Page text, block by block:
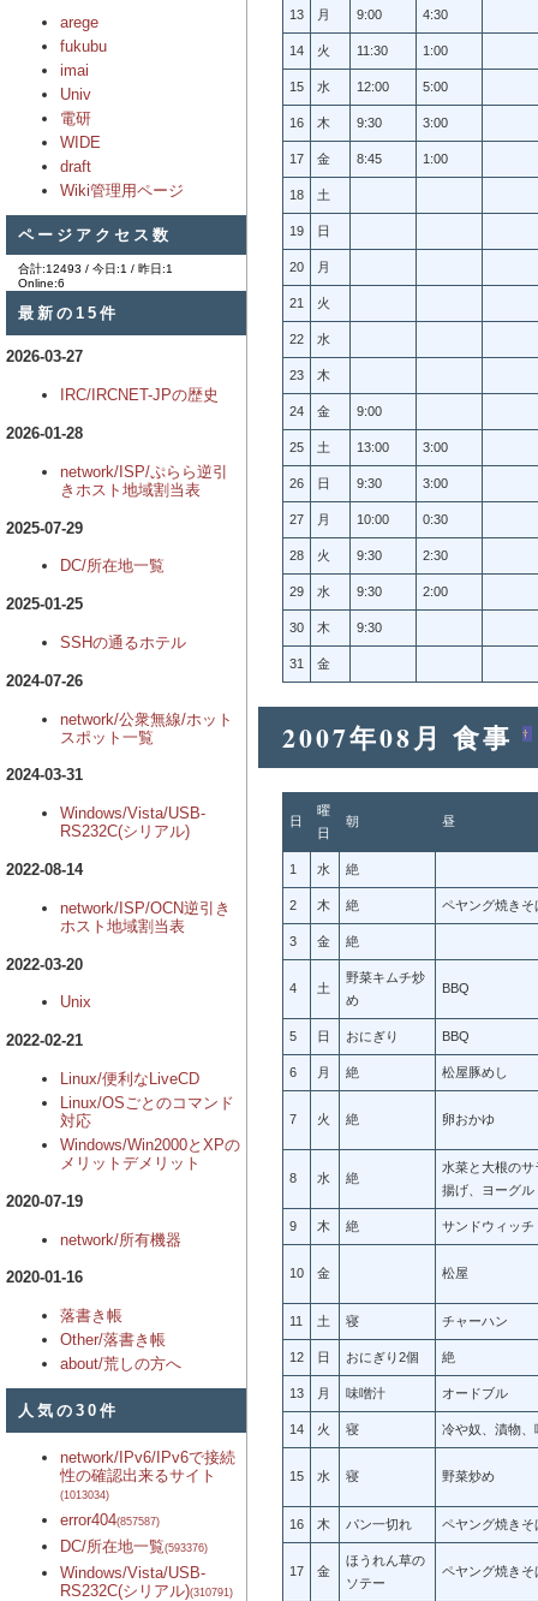
arege
fukubu
imai
Univ
電研
WIDE
draft
Wiki管理用ページ
ページアクセス数
合計:12493 / 今日:1 / 昨日:1
Online:6
最新の15件
2026-03-27
IRC/IRCNET-JPの歴史
2026-01-28
network/ISP/ぷらら逆引
きホスト地域割当表
2025-07-29
DC/所在地一覧
2025-01-25
SSHの通るホテル
2024-07-26
network/公衆無線/ホット
スポット一覧
2024-03-31
Windows/Vista/USB-
RS232C(シリアル)
2022-08-14
network/ISP/OCN逆引き
ホスト地域割当表
2022-03-20
Unix
2022-02-21
Linux/便利なLiveCD
Linux/OSごとのコマンド
対応
Windows/Win2000とXPの
メリットデメリット
2020-07-19
network/所有機器
2020-01-16
落書き帳
Other/落書き帳
about/荒しの方へ
人気の30件
network/IPv6/IPv6で接続
性の確認出来るサイト
(1013034)
error404(857587)
DC/所在地一覧(593376)
Windows/Vista/USB-
RS232C(シリアル)(310791)
13 月 9:00 4:30
14 火 11:30 1:00
15 水 12:00 5:00
16 木 9:30 3:00
17 金 8:45 1:00
18 土
19 日
20 月
21 火
22 水
23 木
24 金 9:00
25 土 13:00 3:00
26 日 9:30 3:00
27 月 10:00 0:30
28 火 9:30 2:30
29 水 9:30 2:00
30 木 9:30
31 金
2007年08月 食事 †
日
曜
日
朝 昼
1 水 絶
2 木 絶 ペヤング焼きそ
3 金 絶
4 土
野菜キムチ炒
め
BBQ
5 日 おにぎり BBQ
6 月 絶 松屋豚めし
7 火 絶 卵おかゆ
8 水 絶
水菜と大根の
揚げ、ヨーグル
9 木 絶 サンドウィッチ
10 金 松屋
11 土 寝 チャーハン
12 日 おにぎり2個 絶
13 月 味噌汁 オードブル
14 火 寝 冷や奴、漬物、
15 水 寝 野菜炒め
16 木 パン一切れ ペヤング焼きそ
17 金
ほうれん草の
ソテー
ペヤング焼きそ